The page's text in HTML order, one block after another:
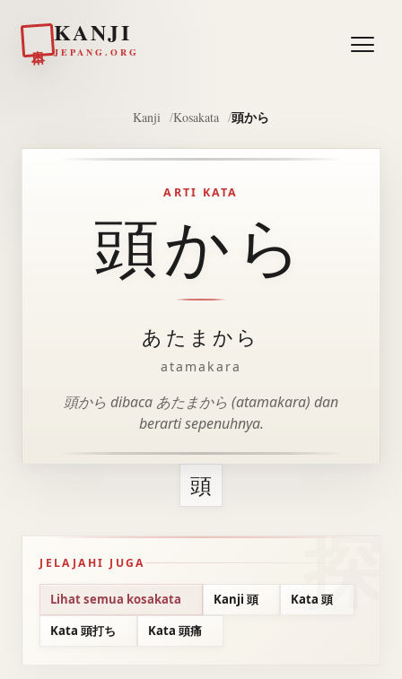
KANJI
JEPANG.ORG
Kanji Kosakata 頭から
ARTI KATA
頭から
あたまから
atamakara
頭から dibaca あたまから (atamakara) dan
berarti sepenuhnya.
頭
JELAJAHI JUGA
Lihat semua kosakata Kanji 頭
Kata 頭
Kata 頭打ち
Kata 頭痛